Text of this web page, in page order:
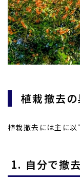
植栽撤去
植栽撤去には主に以
1. 自分で撤去